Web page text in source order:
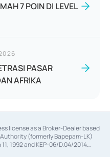
7 POIN DI LEVEL
PASAR
AFRIKA
license as a Broker-Dealer based
(formerly Bapepam-LK)
1992 and KEP-06/D.04/2014
as an Underwriter based on the